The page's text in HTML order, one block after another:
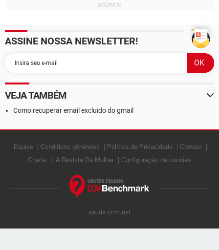
ASSINE NOSSA NEWSLETTER!
VEJA TAMBÉM
Como recuperar email excluido do gmail
Equipe Conditions générales Política de Privacidade
Contato
Charte
A Revista Da Mulher Configuração de cookies
saude.ccm.net